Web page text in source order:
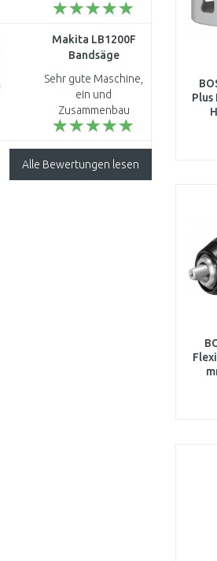
Plus
Makita LB1200F
Bandsäge
(900W/2240mm)
Sehr gute Maschine,
ein und
Zusammenbau
selbsterklärend. Das
schlecht handeln
lässt kann ich nicht
Alle Bewertungen lesen